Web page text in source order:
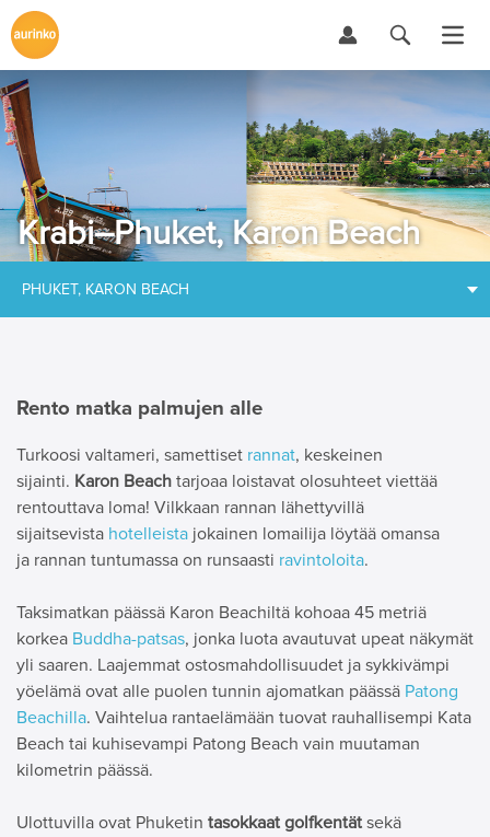
Krabi–Phuket, Karon Beach
PHUKET, KARON BEACH
Rento matka palmujen alle
Turkoosi valtameri, samettiset rannat, keskeinen
sijainti. Karon Beach tarjoaa loistavat olosuhteet viettää
rentouttava loma! Vilkkaan rannan lähettyvillä
sijaitsevista hotelleista jokainen lomailija löytää omansa
ja rannan tuntumassa on runsaasti ravintoloita.
Taksimatkan päässä Karon Beachiltä kohoaa 45 metriä
korkea Buddha-patsas, jonka luota avautuvat upeat näkymät
yli saaren. Laajemmat ostosmahdollisuudet ja sykkivämpi
yöelämä ovat alle puolen tunnin ajomatkan päässä Patong
Beachilla. Vaihtelua rantaelämään tuovat rauhallisempi Kata
Beach tai kuhisevampi Patong Beach vain muutaman
kilometrin päässä.
Ulottuvilla ovat Phuketin tasokkaat golfkentät sekä